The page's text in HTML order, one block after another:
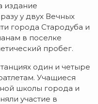
издание
у двух Вечных
города Стародуба и
в поселке
пробег.
один и четыре
Учащиеся
школы города и
участие в